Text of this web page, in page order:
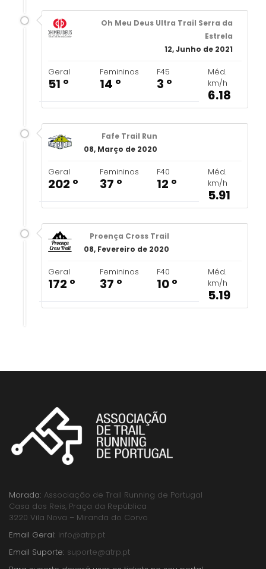
Oh Meu Deus Ultra Trail Serra da
Estrela
12, Junho de 2021
Geral
51 º
Femininos
14 º
F45
3 º
Méd.
km/h
6.18
Fafe Trail Run
08, Março de 2020
Geral
202 º
Femininos
37 º
F40
12 º
Méd.
km/h
5.91
Proença Cross Trail
08, Fevereiro de 2020
Geral
172 º
Femininos
37 º
F40
10 º
Méd.
km/h
5.19
Morada: Associação de Trail Running de Portugal
Casa dos Reis, Praça da República
3220 Vila Nova – Miranda do Corvo
Email Geral: info@atrp.pt
Email Suporte: suporte@atrp.pt